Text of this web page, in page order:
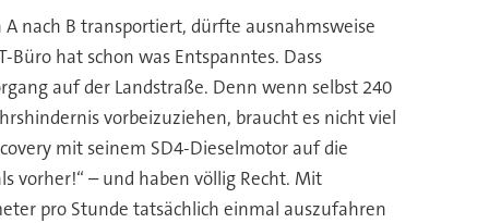
nach B transportiert, dürfte ausnahmsweise
hat schon was Entspanntes. Dass
auf der Landstraße. Denn wenn selbst 240
vorbeizuziehen, braucht es nicht viel
mit seinem SD4-Dieselmotor auf die
vorher!“ – und haben völlig Recht. Mit
pro Stunde tatsächlich einmal auszufahren